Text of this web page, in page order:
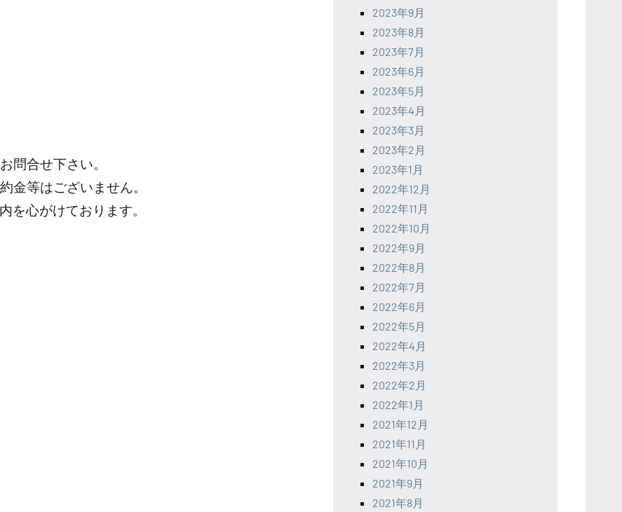
問合せ下さい。
等はございません。
心がけております。
2023年9月
2023年8月
2023年7月
2023年6月
2023年5月
2023年4月
2023年3月
2023年2月
2023年1月
2022年12月
2022年11月
2022年10月
2022年9月
2022年8月
2022年7月
2022年6月
2022年5月
2022年4月
2022年3月
2022年2月
2022年1月
2021年12月
2021年11月
2021年10月
2021年9月
2021年8月